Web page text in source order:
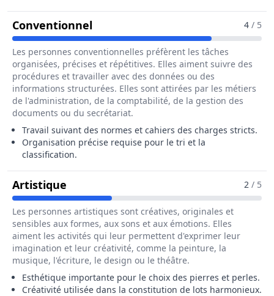
ConventionnelPour Le Métier De Trieur / 4 / 5
Les personnes conventionnelles préfèrent les tâches
organisées, précises et répétitives. Elles aiment suivre des
procédures et travailler avec des données ou des
informations structurées. Elles sont attirées par les métiers
de l'administration, de la comptabilité, de la gestion des
documents ou du secrétariat.
Travail suivant des normes et cahiers des charges stricts.
Organisation précise requise pour le tri et la
classification.
Artistique Pour Le Métier De Trieur / Trieuse
2 / 5
Les personnes artistiques sont créatives, originales et
sensibles aux formes, aux sons et aux émotions. Elles
aiment les activités qui leur permettent d'exprimer leur
imagination et leur créativité, comme la peinture, la
musique, l'écriture, le design ou le théâtre.
Esthétique importante pour le choix des pierres et perles.
Créativité utilisée dans la constitution de lots harmonieux.